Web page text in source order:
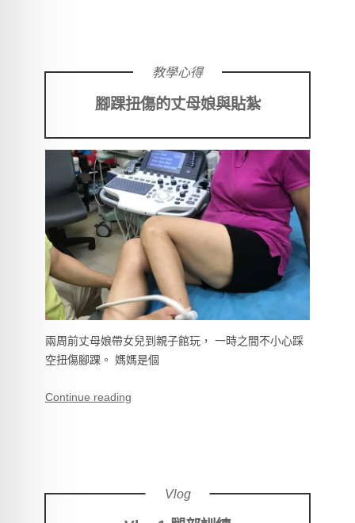
腳踝扭傷的丈母娘與貼紮
教學心得
兩周前丈母娘帶女兒到親子館玩， 一時之間不小心踩
空扭傷腳踝。 媽媽是個
Continue reading
Vlog